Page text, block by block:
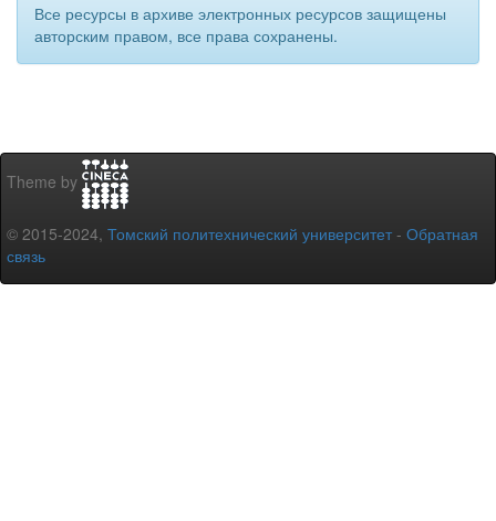
Все ресурсы в архиве электронных ресурсов защищены
авторским правом, все права сохранены.
Theme by
© 2015-2024, Томский политехнический университет - Обратная
связь